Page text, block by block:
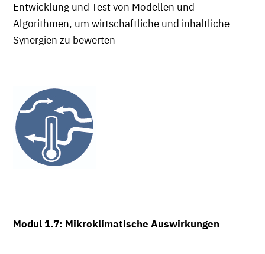
Entwicklung und Test von Modellen und
Algorithmen, um wirtschaftliche und inhaltliche
Synergien zu bewerten
Modul 1.7: Mikroklimatische Auswirkungen